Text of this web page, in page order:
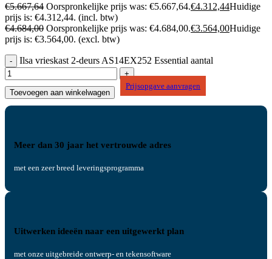
€5.667,64 Oorspronkelijke prijs was: €5.667,64.€4.312,44Huidige
prijs is: €4.312,44. (incl. btw)
€4.684,00 Oorspronkelijke prijs was: €4.684,00.€3.564,00Huidige
prijs is: €3.564,00. (excl. btw)
Ilsa vrieskast 2-deurs AS14EX252 Essential aantal
Toevoegen aan winkelwagen
Prijsopgave aanvragen
Meer dan 30 jaar het vertrouwde adres
met een zeer breed leveringsprogramma
Uitwerken ideeën naar een uitgewerkt plan
met onze uitgebreide ontwerp- en tekensoftware